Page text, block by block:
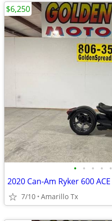
• • • • •
2020 Can-Am Ryker 600 ACE
7/10 Amarillo Tx
$6,250